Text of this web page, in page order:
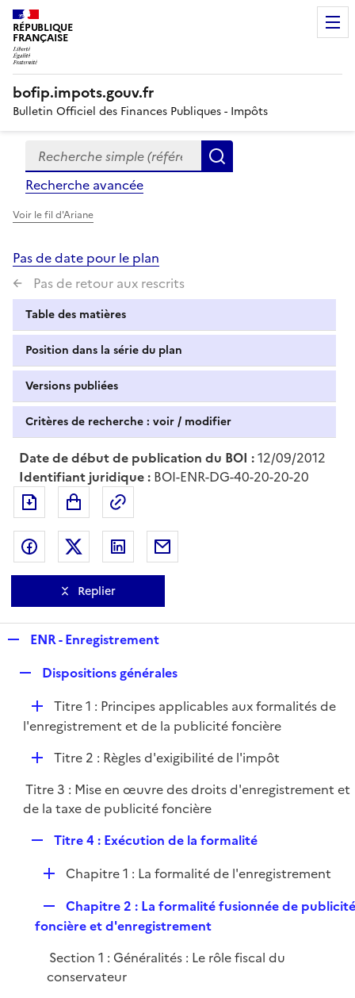
RÉPUBLIQUE
FRANÇAISE
bofip.impots.gouv.fr
Bulletin Officiel des Finances Publiques - Impôts
Formulaire
de
recherche
Recherche simple (références, mots clés, partie du
Recherche avancée
Voir le fil d'Ariane
Pas de date pour le plan
Pas de retour aux rescrits
Table des matières
Position dans la série du plan
Versions publiées
Critères de recherche : voir / modifier
Date de début de publication du BOI :12/09/2012
Identifiant juridique : BOI-ENR-DG-40-20-20-20
Exporter le document au format pdf
Partager sur Facebook
Partager sur Twitter
Partager sur LinkedIn
Replier
p
e
ENR - Enregistrement
p
l
i
e
r
Dispositions générales
D
é
e
r
Titre 1 : Principes applicables aux formalités de
l'enregistrement et de la publicité foncière
D
p
l
r
Titre 2 : Règles d'exigibilité de l'impôt
Titre 3 : Mise en œuvre des droits d'enregistrement et
de la taxe de publicité foncière
p
e
r
Titre 4 : Exécution de la formalité
D
p
l
e
r
Chapitre 1 : La formalité de l'enregistrement
e
l
i
Chapitre 2 : La formalité fusionnée de
foncière et d'enregistrement
Section 1 : Généralités : Le rôle fiscal du
conservateur